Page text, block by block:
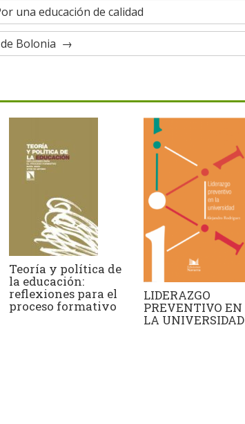
una educación de calidad
Bolonia
Teoría y política de
la educación:
reflexiones para el
proceso formativo
LIDERAZGO
PREVENTIVO EN
LA UNIVERSIDAD